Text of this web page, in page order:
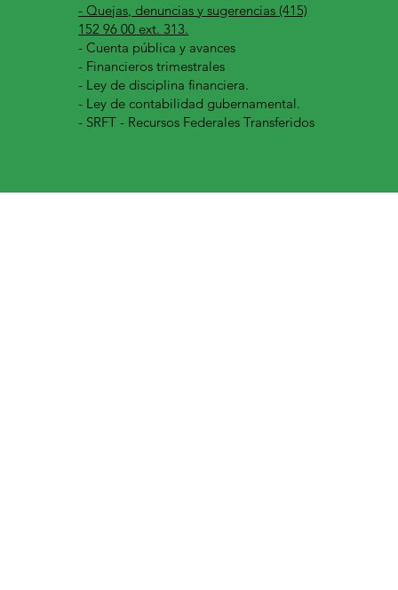
- Quejas, denuncias y sugerencias (415)
152 96 00 ext. 313.
-Cuenta pública y avances
- Financieros trimestrales
- Ley de disciplina financiera.
- Ley de contabilidad gubernamental.
- SRFT - Recursos Federales Transferidos